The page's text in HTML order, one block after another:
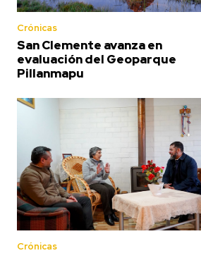
Crónicas
San Clemente avanza en
evaluación del Geoparque
Pillanmapu
Crónicas